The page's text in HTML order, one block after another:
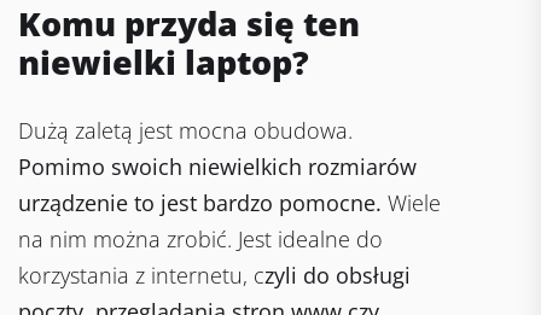
Komu przyda się ten
niewielki laptop?
Dużą zaletą jest mocna obudowa.
Pomimo swoich niewielkich rozmiarów
urządzenie to jest bardzo pomocne. Wiele
na nim można zrobić. Jest idealne do
korzystania z internetu, czyli do obsługi